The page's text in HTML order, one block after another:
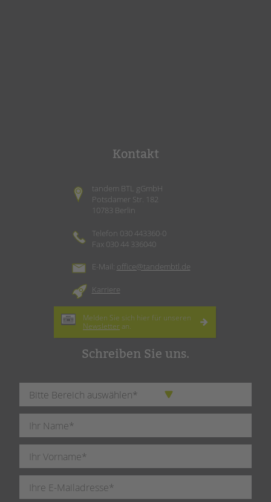
Kontakt
tandem BTL gGmbH
Potsdamer Str. 182
10783 Berlin
Telefon 030 443360-0
Fax 030 44 336040
E-Mail: office@tandembtl.de
Karriere
Melden Sie sich hier für unseren
Newsletter an.
Schreiben Sie uns.